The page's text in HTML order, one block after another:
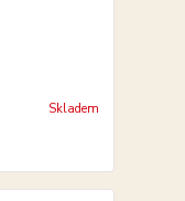
Skladem